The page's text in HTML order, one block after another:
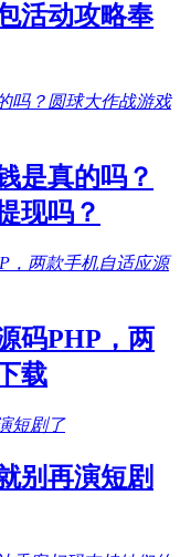
活动攻略奉
是真的吗？
现吗？
码PHP，两
载
别再演短剧